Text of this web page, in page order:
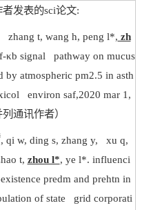
发表的sci论文:
zhang t, wang h, peng l*, zh
κb signal pathway on mucus
by atmospheric pm2.5 in asth
environ saf,2020 mar 1,
列通讯作者）
, qi w, ding s, zhang y, xu q,
t, zhou l*, ye l*. influenci
predm and prehtn in
of state grid corporati